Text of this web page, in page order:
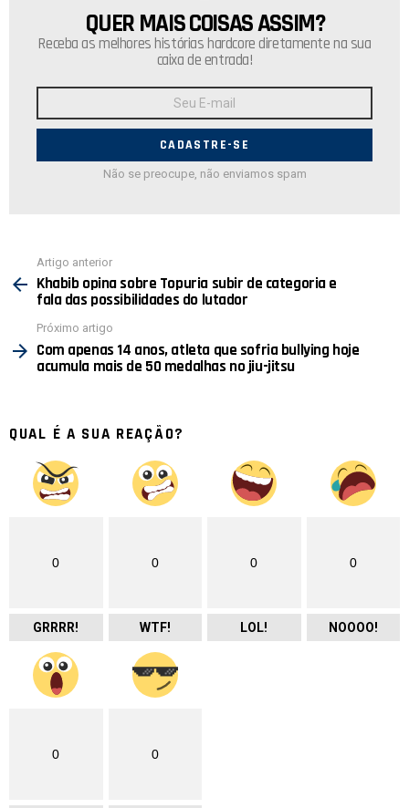
NEWSLETTER
QUER MAIS COISAS ASSIM?
Receba as melhores histórias hardcore diretamente na sua
caixa de entrada!
E-
Não se preocupe, não enviamos spam
mais
Artigo anterior
Khabib opina sobre Topuria subir de categoria e
fala das possibilidades do lutador
Próximo artigo
Com apenas 14 anos, atleta que sofria bullying hoje
acumula mais de 50 medalhas no jiu-jitsu
QUAL É A SUA REAÇÃO?
0
GRRRR!
0
WTF!
0
LOL!
0
NOOOO!
0 0